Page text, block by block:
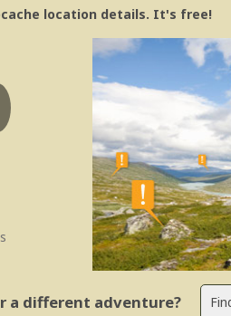
location details. It's free!
a different adventure?